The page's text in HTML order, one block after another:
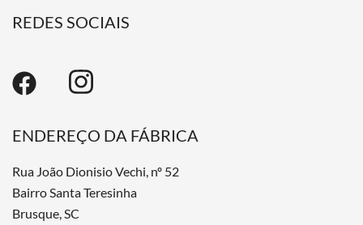
REDES SOCIAIS
ENDEREÇO DA FÁBRICA
Rua João Dionisio Vechi, nº 52
Bairro Santa Teresinha
Brusque, SC